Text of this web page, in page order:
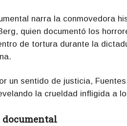
narra la conmovedora
quien documentó los
de tortura durante la
un sentido de justicia,
la crueldad infligida a
documental